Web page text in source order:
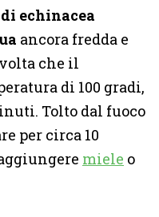
echinacea
ancora fredda e
che il
di 100 gradi,
Tolto dal fuoco
per circa 10
miele o